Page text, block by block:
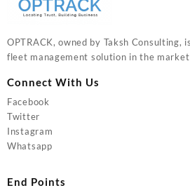
OPTRACK, owned by Taksh Consulting,
fleet management solution in the
Connect With Us
Facebook
Twitter
Instagram
Whatsapp
End Points